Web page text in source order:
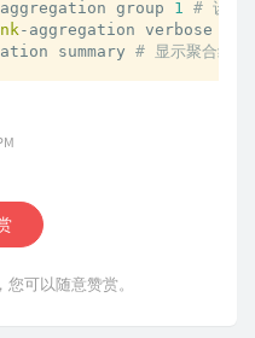
group 1
# 设置
-aggregation verbose
summary # 显示聚
可以随意赞赏。